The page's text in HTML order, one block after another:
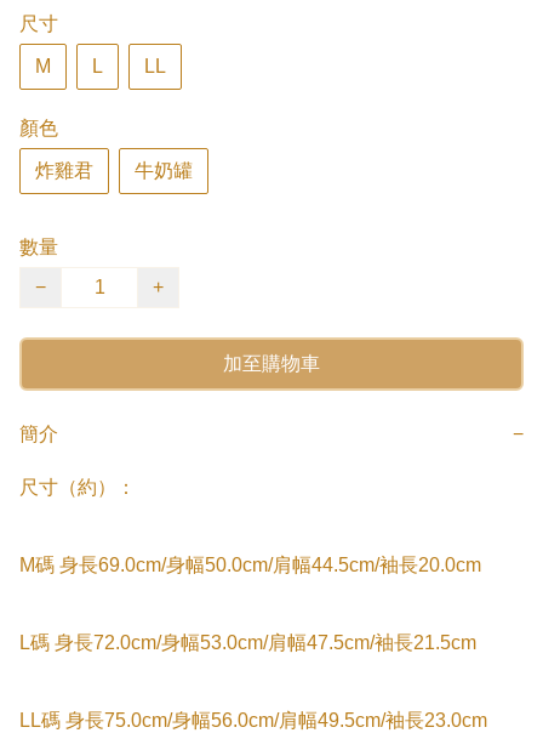
尺寸
M L LL
顏色
炸雞君 牛奶罐
數量
−
+
加至購物車
簡介 −
尺寸（約）：
M碼 身長69.0cm/身幅50.0cm/肩幅44.5cm/袖長20.0cm
L碼 身長72.0cm/身幅53.0cm/肩幅47.5cm/袖長21.5cm
LL碼 身長75.0cm/身幅56.0cm/肩幅49.5cm/袖長23.0cm